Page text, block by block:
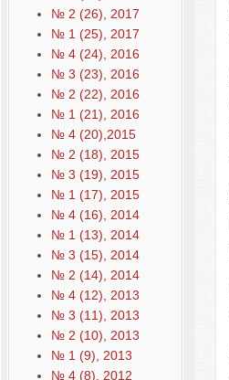
№ 2 (26), 2017
№ 1 (25), 2017
№ 4 (24), 2016
№ 3 (23), 2016
№ 2 (22), 2016
№ 1 (21), 2016
№ 4 (20),2015
№ 2 (18), 2015
№ 3 (19), 2015
№ 1 (17), 2015
№ 4 (16), 2014
№ 1 (13), 2014
№ 3 (15), 2014
№ 2 (14), 2014
№ 4 (12), 2013
№ 3 (11), 2013
№ 2 (10), 2013
№ 1 (9), 2013
№ 4 (8), 2012